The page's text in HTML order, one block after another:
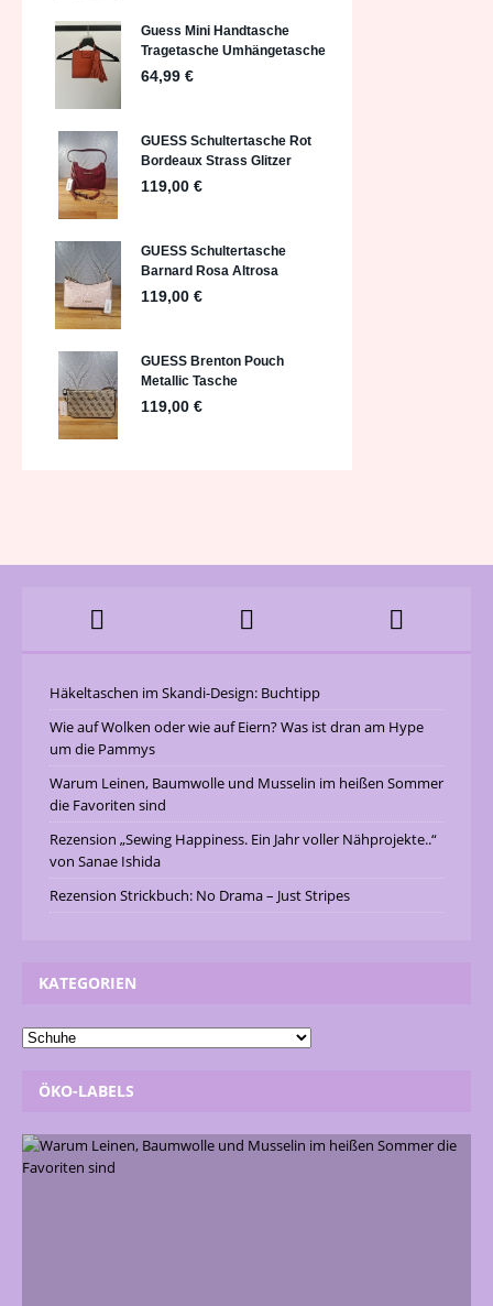
Häkeltaschen im Skandi-Design: Buchtipp
Wie auf Wolken oder wie auf Eiern? Was ist dran am Hype
um die Pammys
Warum Leinen, Baumwolle und Musselin im heißen Sommer
die Favoriten sind
Rezension „Sewing Happiness. Ein Jahr voller Nähprojekte..“
von Sanae Ishida
Rezension Strickbuch: No Drama – Just Stripes
KATEGORIEN
ÖKO-LABELS